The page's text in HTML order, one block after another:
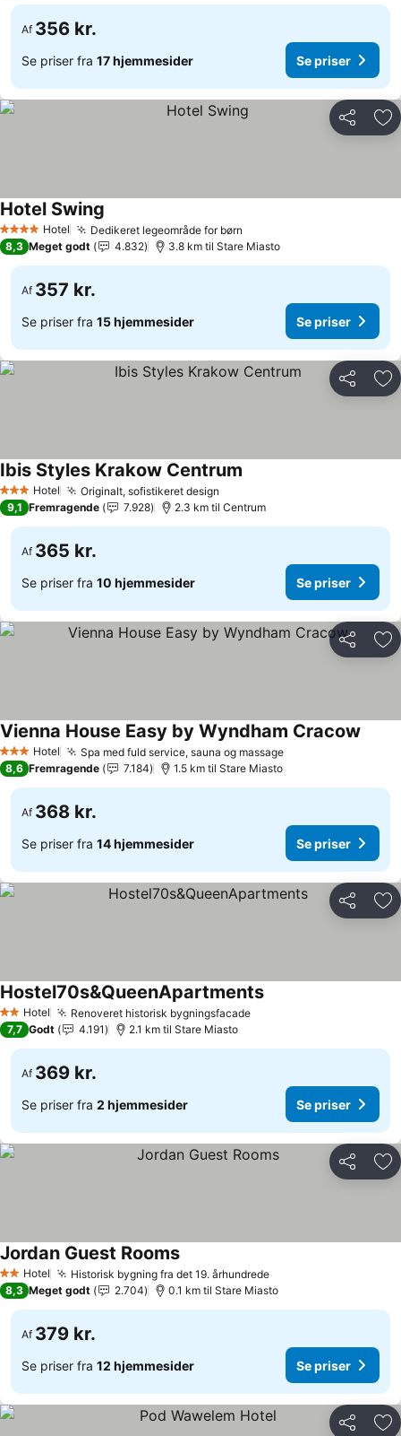
Af 356 kr.
Se priser fra 17 hjemmesider Se priser
Del
4 StjernerHotel Dedikeret legeområde for børn
Hotel Swing
8,3 Meget godt 4.832 3.8 km til Stare Miasto
Af 357 kr.
Se priser fra 15 hjemmesider Se priser
Del
3 StjernerHotel Originalt, sofistikeret design
Ibis Styles Krakow Centrum
9,1 Fremragende 7.928 2.3 km til Centrum
Af 365 kr.
Se priser fra 10 hjemmesider Se priser
Del
3 StjernerHotel Spa med fuld service, sauna og massageSe priser
Vienna House Easy by Wyndham Cracow
8,6 Fremragende 7.184 1.5 km til Stare Miasto
Af 368 kr.
Se priser fra 14 hjemmesider Se priser
Del
2 Stjerner
Hotel Renoveret historisk bygningsfacadeSe priser
Hostel70s&QueenApartmentsSe priser
7,7 Godt 4.191 2.1 km til Stare Miasto
Af 369 kr.
Se priser fra 2 hjemmesider Se priser
Del
2 Stjerner
Hotel Historisk bygning fra det 19. århundredeSe priser
Jordan Guest RoomsSe priser
8,3 Meget godt 2.704 0.1 km til Stare Miasto
Af 379 kr.
Se priser fra 12 hjemmesider Se priser
Del